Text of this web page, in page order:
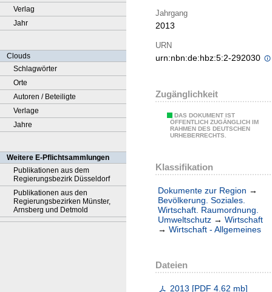
Verlag
Jahr
Clouds
Schlagwörter
Orte
Autoren / Beteiligte
Verlage
Jahre
Weitere E-Pflichtsammlungen
Publikationen aus dem
Regierungsbezirk Düsseldorf
Publikationen aus den
Regierungsbezirken Münster,
Arnsberg und Detmold
Jahrgang
2013
URN
urn:nbn:de:hbz:5:2-292030
Zugänglichkeit
DAS DOKUMENT IST
ÖFFENTLICH ZUGÄNGLICH IM
RAHMEN DES DEUTSCHEN
URHEBERRECHTS.
Klassifikation
Dokumente zur Region →
Bevölkerung. Soziales.
Wirtschaft. Raumordnung.
Umweltschutz → Wirtschaft
→ Wirtschaft - Allgemeines
Dateien
2013 [PDF 4.62 mb]